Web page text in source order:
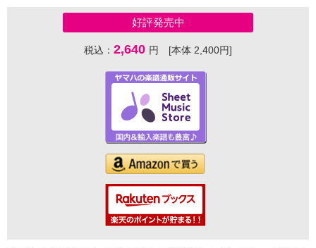
好評発売中
税込： 2,640 円 [本体 2,400円]